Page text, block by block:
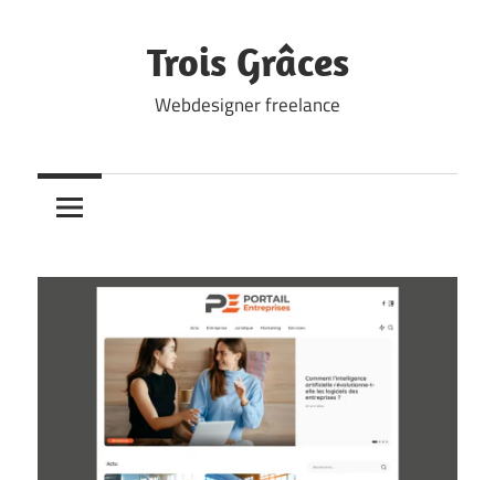
Trois Grâces
Webdesigner freelance